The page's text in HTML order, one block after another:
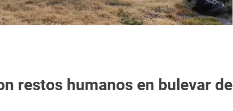
restos humanos en bulevar de